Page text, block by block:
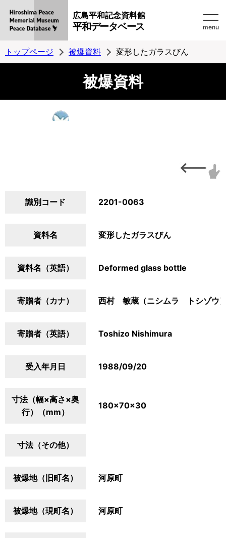
広島平和記念資料館
平和データベース menu
トップページ 被爆資料 変形したガラスびん
被爆資料
識別コード 2201-0063
資料名 変形したガラスびん
資料名（英語） Deformed glass bottle
寄贈者（カナ） 西村 敏蔵（ニシムラ トシゾウ
寄贈者（英語） Toshizo Nishimura
受入年月日 1988/09/20
寸法（幅×高さ×奥
行）（mm）
180×70×30
寸法（その他）
被爆地（旧町名） 河原町
被爆地（現町名） 河原町